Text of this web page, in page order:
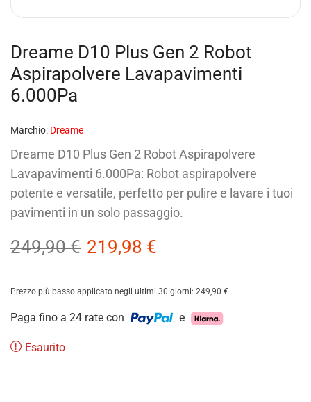
Dreame D10 Plus Gen 2 Robot
Aspirapolvere Lavapavimenti
6.000Pa
Marchio: Dreame
Dreame D10 Plus Gen 2 Robot Aspirapolvere
Lavapavimenti 6.000Pa: Robot aspirapolvere
potente e versatile, perfetto per pulire e lavare i tuoi
pavimenti in un solo passaggio.
249,90€ 219,98 €
Prezzo più basso applicato negli ultimi 30 giorni: 249,90 €
Paga fino a 24 rate con e
Esaurito